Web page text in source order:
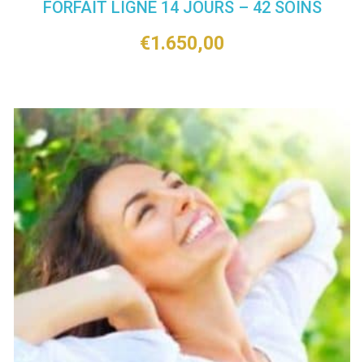
FORFAIT LIGNE 14 JOURS – 42 SOINS
€1.650,00